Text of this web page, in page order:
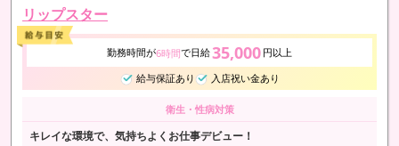
リップスター
勤務時間が6時間で日給35,000 円以上
給与保証あり
入店祝い金あり
衛生・性病対策
キレイな環境で、気持ちよくお仕事デビュー！